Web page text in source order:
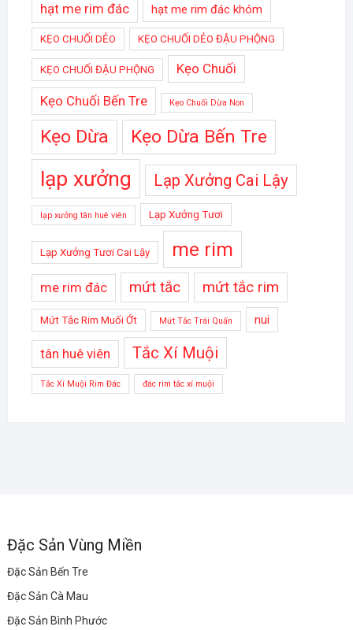
hạt me rim đác hạt me rim đác khóm
KẸO CHUỐI DẺO KẸO CHUỐI DẺO ĐẬU PHỘNG
KẸO CHUỐI ĐẬU PHỘNG Kẹo Chuối
Kẹo Chuối Bến Tre Kẹo Chuối Dừa Non
Kẹo Dừa Kẹo Dừa Bến Tre
lạp xưởng Lạp Xưởng Cai Lậy
lạp xưởng tân huê viên Lạp Xưởng Tươi
Lạp Xưởng Tươi Cai Lậy me rim
me rim đác mứt tắc mứt tắc rim
Mứt Tắc Rim Muối Ớt Mứt Tắc Trái Quấn nui
tân huê viên Tắc Xí Muội
Tắc Xí Muội Rim Đác đác rim tắc xí muội
Đặc Sản Vùng Miền
Đặc Sản Bến Tre
Đặc Sản Cà Mau
Đặc Sản Bình Phước